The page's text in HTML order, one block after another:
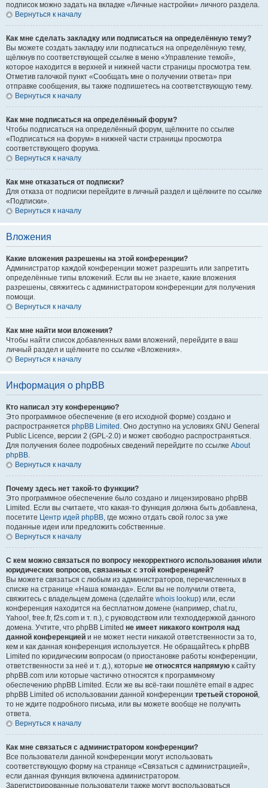
подписок можно задать на вкладке «Личные настройки» личного раздела.
Вернуться к началу
Как мне сделать закладку или подписаться на определённую тему?
Вы можете создать закладку или подписаться на определённую тему,
щёлкнув по соответствующей ссылке в меню «Управление темой»,
которое находится в верхней и нижней части страницы просмотра тем.
Отметив галочкой пункт «Сообщать мне о получении ответа» при
отправке сообщения, вы также подпишетесь на соответствующую тему.
Вернуться к началу
Как мне подписаться на определённый форум?
Чтобы подписаться на определённый форум, щёлкните по ссылке
«Подписаться на форум» в нижней части страницы просмотра
соответствующего форума.
Вернуться к началу
Как мне отказаться от подписки?
Для отказа от подписки перейдите в личный раздел и щёлкните по ссылке
«Подписки».
Вернуться к началу
Вложения
Какие вложения разрешены на этой конференции?
Администратор каждой конференции может разрешить или запретить
определённые типы вложений. Если вы не знаете, какие вложения
разрешены, свяжитесь с администратором конференции для получения
помощи.
Вернуться к началу
Как мне найти мои вложения?
Чтобы найти список добавленных вами вложений, перейдите в ваш
личный раздел и щёлкните по ссылке «Вложения».
Вернуться к началу
Информация о phpBB
Кто написал эту конференцию?
Это программное обеспечение (в его исходной форме) создано и
распространяется phpBB Limited . Оно доступно на условиях GNU General
Public Licence, версии 2 (GPL-2.0) и может свободно распространяться.
Для получения более подробных сведений перейдите по ссылке About
phpBB.
Вернуться к началу
Почему здесь нет такой-то функции?
Это программное обеспечение было создано и лицензировано phpBB
Limited. Если вы считаете, что какая-то функция должна быть добавлена,
посетите Центр идей phpBB, где можно отдать свой голос за уже
поданные идеи или предложить собственные.
Вернуться к началу
С кем можно связаться по вопросу некорректного использования и/или
юридических вопросов, связанных с этой конференцией?
Вы можете связаться с любым из администраторов, перечисленных в
списке на странице «Наша команда». Если вы не получили ответа,
свяжитесь с владельцем домена (сделайте whois lookup) или, если
конференция находится на бесплатном домене (например, chat.ru,
Yahoo!, free.fr, f2s.com и т. п.), с руководством или техподдержкой данного
домена. Учтите, что phpBB Limited не имеет никакого контроля над
данной конференцией и не может нести никакой ответственности за то,
кем и как данная конференция используется. Не обращайтесь к phpBB
Limited по юридическим вопросам (о приостановке работы конференции,
ответственности за неё и т. д.), которые не относятся напрямую к сайту
phpBB.com или которые частично относятся к программному
обеспечению phpBB Limited. Если же вы всё-таки пошлёте email в адрес
phpBB Limited об использовании данной конференции третьей стороной,
то не ждите подробного письма, или вы можете вообще не получить
ответа.
Вернуться к началу
Как мне связаться с администратором конференции?
Все пользователи данной конференции могут использовать
соответствующую форму на странице «Связаться с администрацией»,
если данная функция включена администратором.
Зарегистрированные пользователи также могут воспользоваться